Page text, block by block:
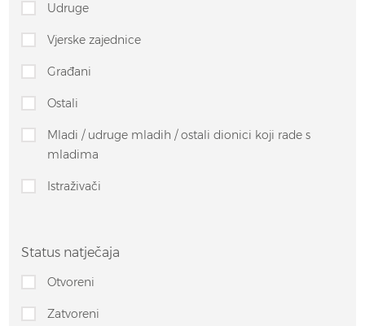
Udruge
Vjerske zajednice
Građani
Ostali
Mladi / udruge mladih / ostali dionici koji rade s
mladima
Istraživači
Status natječaja
Otvoreni
Zatvoreni